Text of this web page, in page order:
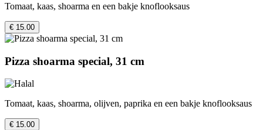
Tomaat, kaas, shoarma en een bakje knoflooksaus
€ 15.00
Pizza shoarma special, 31 cm
Tomaat, kaas, shoarma, olijven, paprika en een bakje knoflooksaus
€ 15.00